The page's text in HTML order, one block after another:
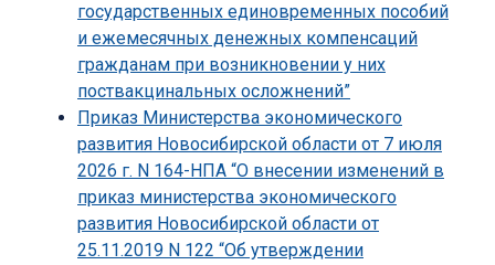
государственных единовременных пособий
и ежемесячных денежных компенсаций
гражданам при возникновении у них
поствакцинальных осложнений”
Приказ Министерства экономического
развития Новосибирской области от 7 июля
2026 г. N 164-НПА “О внесении изменений в
приказ министерства экономического
развития Новосибирской области от
25.11.2019 N 122 “Об утверждении